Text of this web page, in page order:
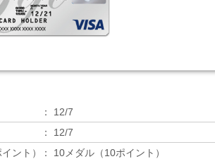
12/7
12/7
ント）
10メダル（10ポイント）